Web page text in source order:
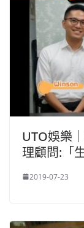
UTO娛樂
理顧問:「
2019-07-23